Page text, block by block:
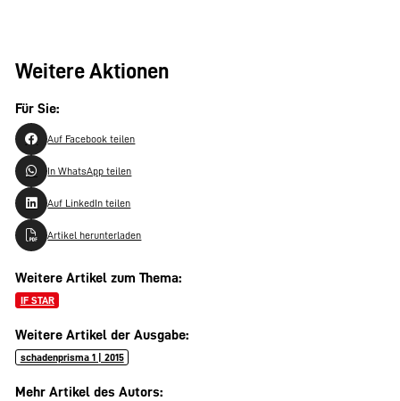
Weitere Aktionen
Für Sie:
Auf Facebook teilen
In WhatsApp teilen
Auf LinkedIn teilen
Artikel herunterladen
Weitere Artikel zum Thema:
IF STAR
Weitere Artikel der Ausgabe:
schadenprisma 1 | 2015
Mehr Artikel des Autors: